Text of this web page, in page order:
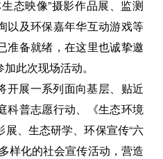
态映像”摄影作品展、监测
以及环保嘉年华互动游戏等
准备就绪，在这里也诚挚邀
此次现场活动。
开展一系列面向基层、贴近
科普志愿行动、《生态环境
、生态研学、环保宣传“六
样化的社会宣传活动，营造